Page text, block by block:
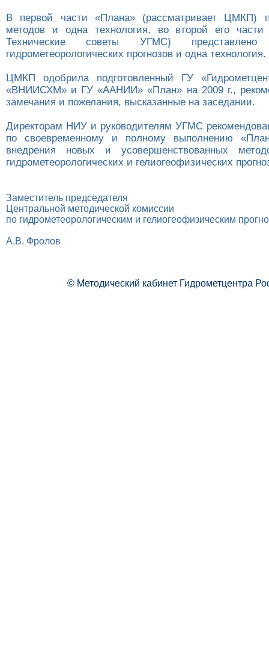
В первой части «Плана» (рассматривает ЦМКП)
методов и одна технология, во второй его части
Технические советы УГМС)
гидрометеорологических прогнозов и одна технология.
ЦМКП одобрила подготовленный ГУ
«ВНИИСХМ» и ГУ «ААНИИ» «План» на 2009 г.,
замечания и пожелания, высказанные на заседании.
Директорам НИУ и руководителям УГМС
по своевременному и полному выполнению
внедрения новых и усовершенствованных
гидрометеорологических и гелиогеофизических
Заместитель председателя
Центральной методической комиссии
по гидрометеорологическим и гелиогеофизическим
А.В. Фролов
© Методический кабинет Гидрометцентра